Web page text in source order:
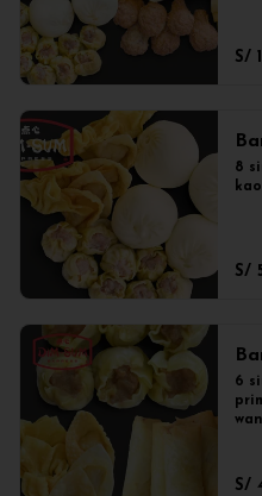
S/
8
S/
6
S/